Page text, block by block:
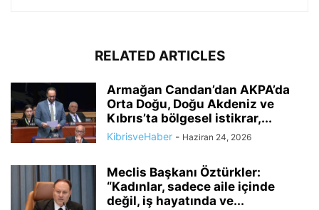
RELATED ARTICLES
Armağan Candan’dan AKPA’da
Orta Doğu, Doğu Akdeniz ve
Kıbrıs’ta bölgesel istikrar,...
KibrisveHaber - Haziran 24, 2026
Meclis Başkanı Öztürkler:
“Kadınlar, sadece aile içinde
değil, iş hayatında ve...